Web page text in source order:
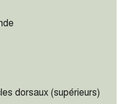
dorsaux (supérieurs)